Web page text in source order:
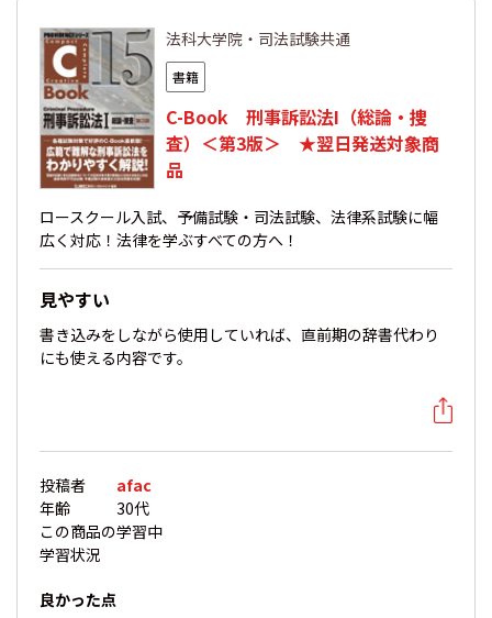
法科大学院・司法試験共通
書籍
C-Book 刑事訴訟法I（総論・捜
査）＜第3版＞ ★翌日発送対象商
品
ロースクール入試、予備試験・司法試験、法律系試験に幅
広く対応！法律を学ぶすべての方へ！
見やすい
書き込みをしながら使用していれば、直前期の辞書代わり
にも使える内容です。
投稿者
afac
年齢
30代
この商品の
学習状況
学習中
良かった点